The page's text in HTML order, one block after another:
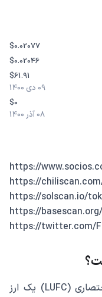
$0.02077
$0.02046
$61.91
09 دی 1400
$0
08 آذر 1400
https://twitter.com/
Leeds United Fan Token با نماد اختصاری (LUFC) یک ارز